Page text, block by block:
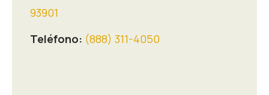
93901
Teléfono: (888) 311-4050